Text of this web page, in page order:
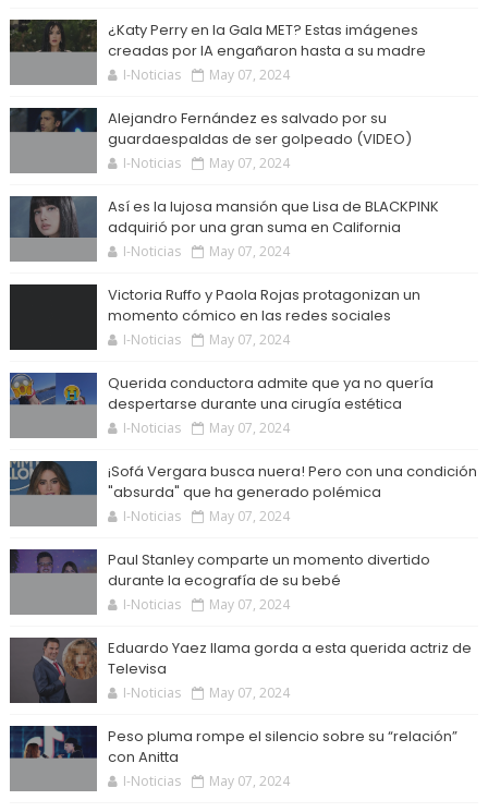
¿Katy Perry en la Gala MET? Estas imágenes
creadas por IA engañaron hasta a su madre
I-Noticias May 07, 2024
Alejandro Fernández es salvado por su
guardaespaldas de ser golpeado (VIDEO)
I-Noticias May 07, 2024
Así es la lujosa mansión que Lisa de BLACKPINK
adquirió por una gran suma en California
I-Noticias May 07, 2024
Victoria Ruffo y Paola Rojas protagonizan un
momento cómico en las redes sociales
I-Noticias May 07, 2024
Querida conductora admite que ya no quería
despertarse durante una cirugía estética
I-Noticias May 07, 2024
¡Sofá Vergara busca nuera! Pero con una condición
"absurda" que ha generado polémica
I-Noticias May 07, 2024
Paul Stanley comparte un momento divertido
durante la ecografía de su bebé
I-Noticias May 07, 2024
Eduardo Yaez llama gorda a esta querida actriz de
Televisa
I-Noticias May 07, 2024
Peso pluma rompe el silencio sobre su “relación”
con Anitta
I-Noticias May 07, 2024